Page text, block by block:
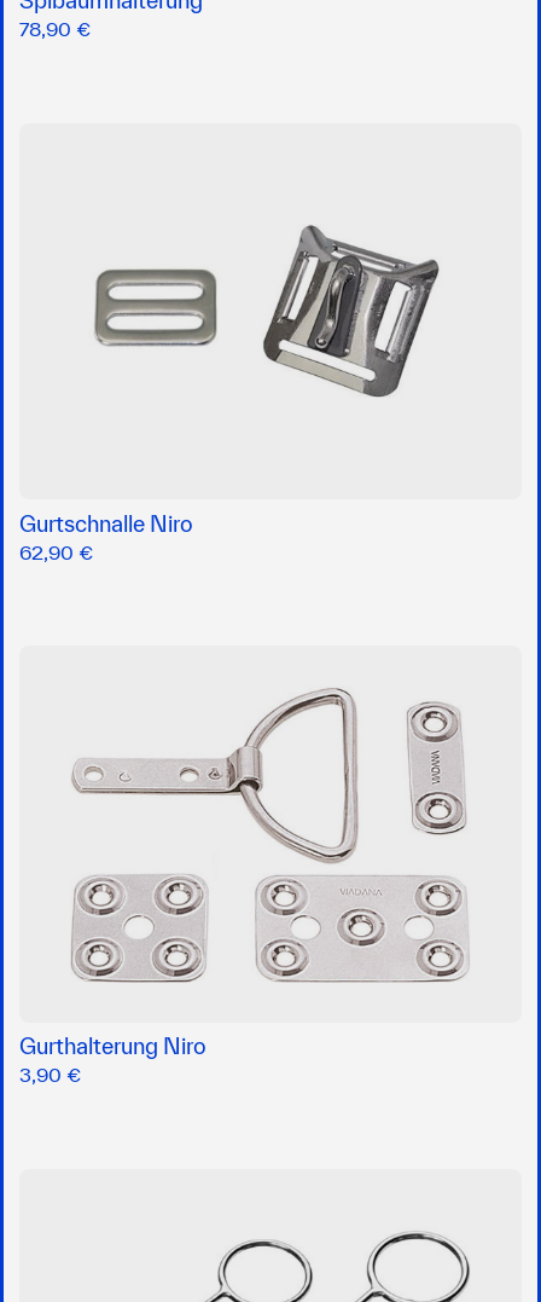
78,90 €
Gurtschnalle Niro
62,90 €
Gurthalterung Niro
3,90 €